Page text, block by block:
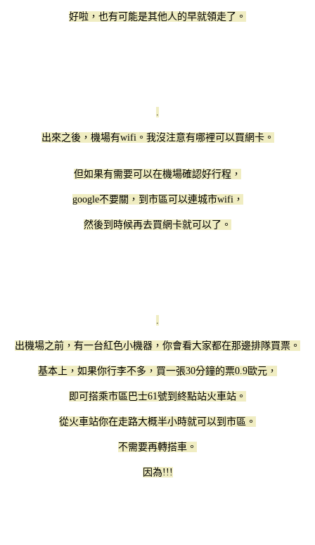
好啦，也有可能是其他人的早就領走了。
出來之後，機場有wifi。我沒注意有哪裡可以買網卡。
但如果有需要可以在機場確認好行程，
google不要關，到市區可以連城市wifi，
然後到時候再去買網卡就可以了。
出機場之前，有一台紅色小機器，你會看大家都在那邊排隊買票。
基本上，如果你行李不多，買一張30分鐘的票0.9歐元，
即可搭乘市區巴士61號到終點站火車站。
從火車站你在走路大概半小時就可以到市區。
不需要再轉搭車。
因為!!!